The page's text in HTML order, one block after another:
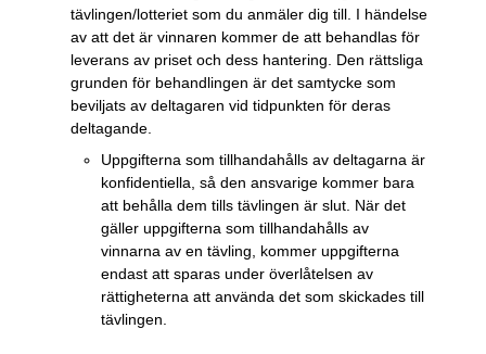
tävlingen/lotteriet som du anmäler dig till. I händelse
av att det är vinnaren kommer de att behandlas för
leverans av priset och dess hantering. Den rättsliga
grunden för behandlingen är det samtycke som
beviljats av deltagaren vid tidpunkten för deras
deltagande.
Uppgifterna som tillhandahålls av deltagarna är
konfidentiella, så den ansvarige kommer bara
att behålla dem tills tävlingen är slut. När det
gäller uppgifterna som tillhandahålls av
vinnarna av en tävling, kommer uppgifterna
endast att sparas under överlåtelsen av
rättigheterna att använda det som skickades till
tävlingen.